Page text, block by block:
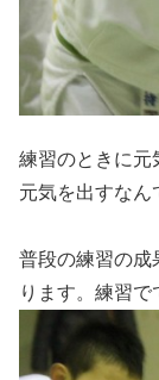
練習のときに元
元気を出すなん
普段の練習の成
ります。練習で